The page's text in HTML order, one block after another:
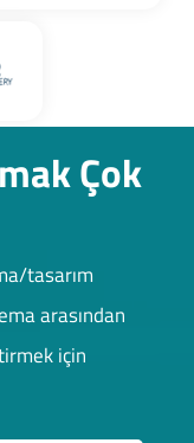
Çok
tasarım
arasından
için